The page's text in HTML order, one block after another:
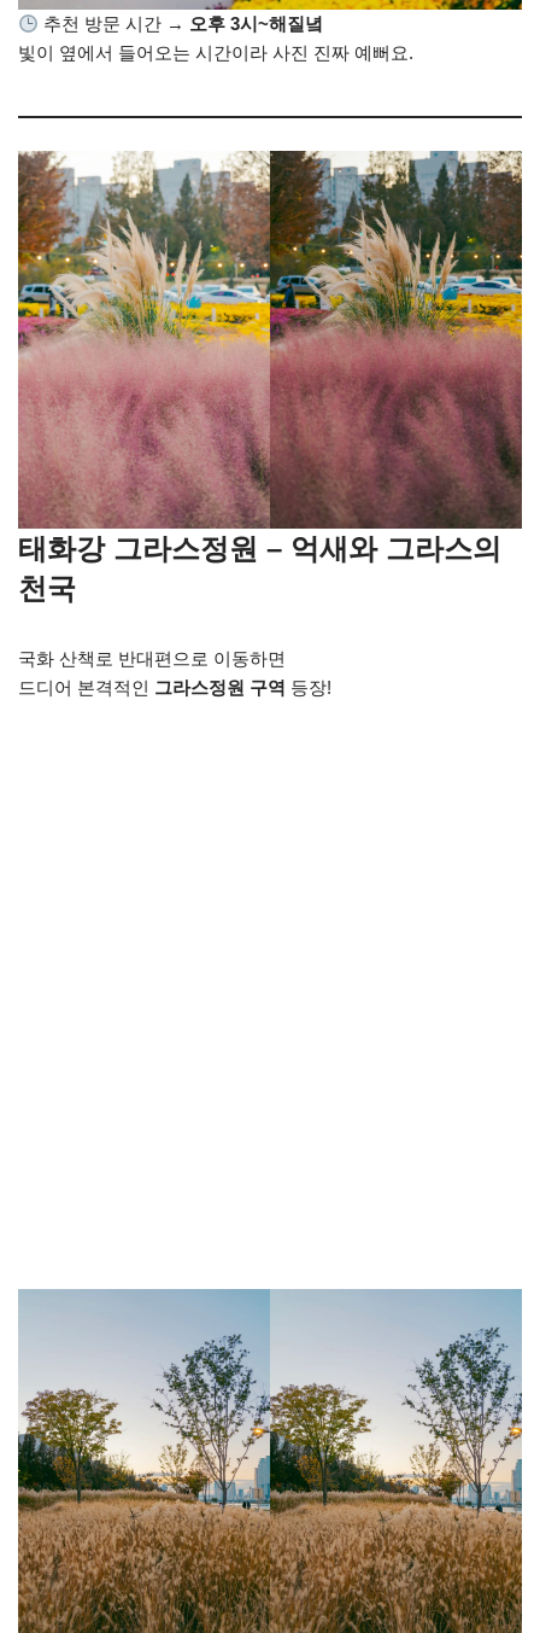
추천 방문 시간 → 오후 3시~해질녘
빛이 옆에서 들어오는 시간이라 사진 진짜 예뻐요.
태화강 그라스정원 – 억새와 그라스의
천국
국화 산책로 반대편으로 이동하면
드디어 본격적인 그라스정원 구역 등장!